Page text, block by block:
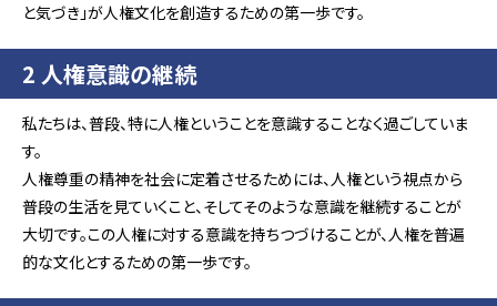
と気づき」が人権文化を創造するための第一歩です。
2 人権意識の継続
私たちは、普段、特に人権ということを意識することなく過ごしていま
す。
人権尊重の精神を社会に定着させるためには、人権という視点から
普段の生活を見ていくこと、そしてそのような意識を継続することが
大切です。この人権に対する意識を持ちつづけることが、人権を普遍
的な文化とするための第一歩です。